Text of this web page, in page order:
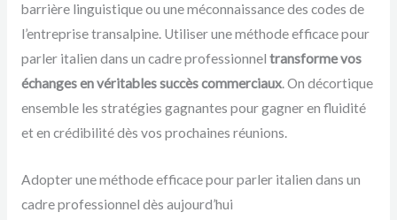
barrière linguistique ou une méconnaissance des codes de
l’entreprise transalpine. Utiliser une méthode efficace pour
parler italien dans un cadre professionnel transforme vos
échanges en véritables succès commerciaux. On décortique
ensemble les stratégies gagnantes pour gagner en fluidité
et en crédibilité dès vos prochaines réunions.
Adopter une méthode efficace pour parler italien dans un
cadre professionnel dès aujourd’hui